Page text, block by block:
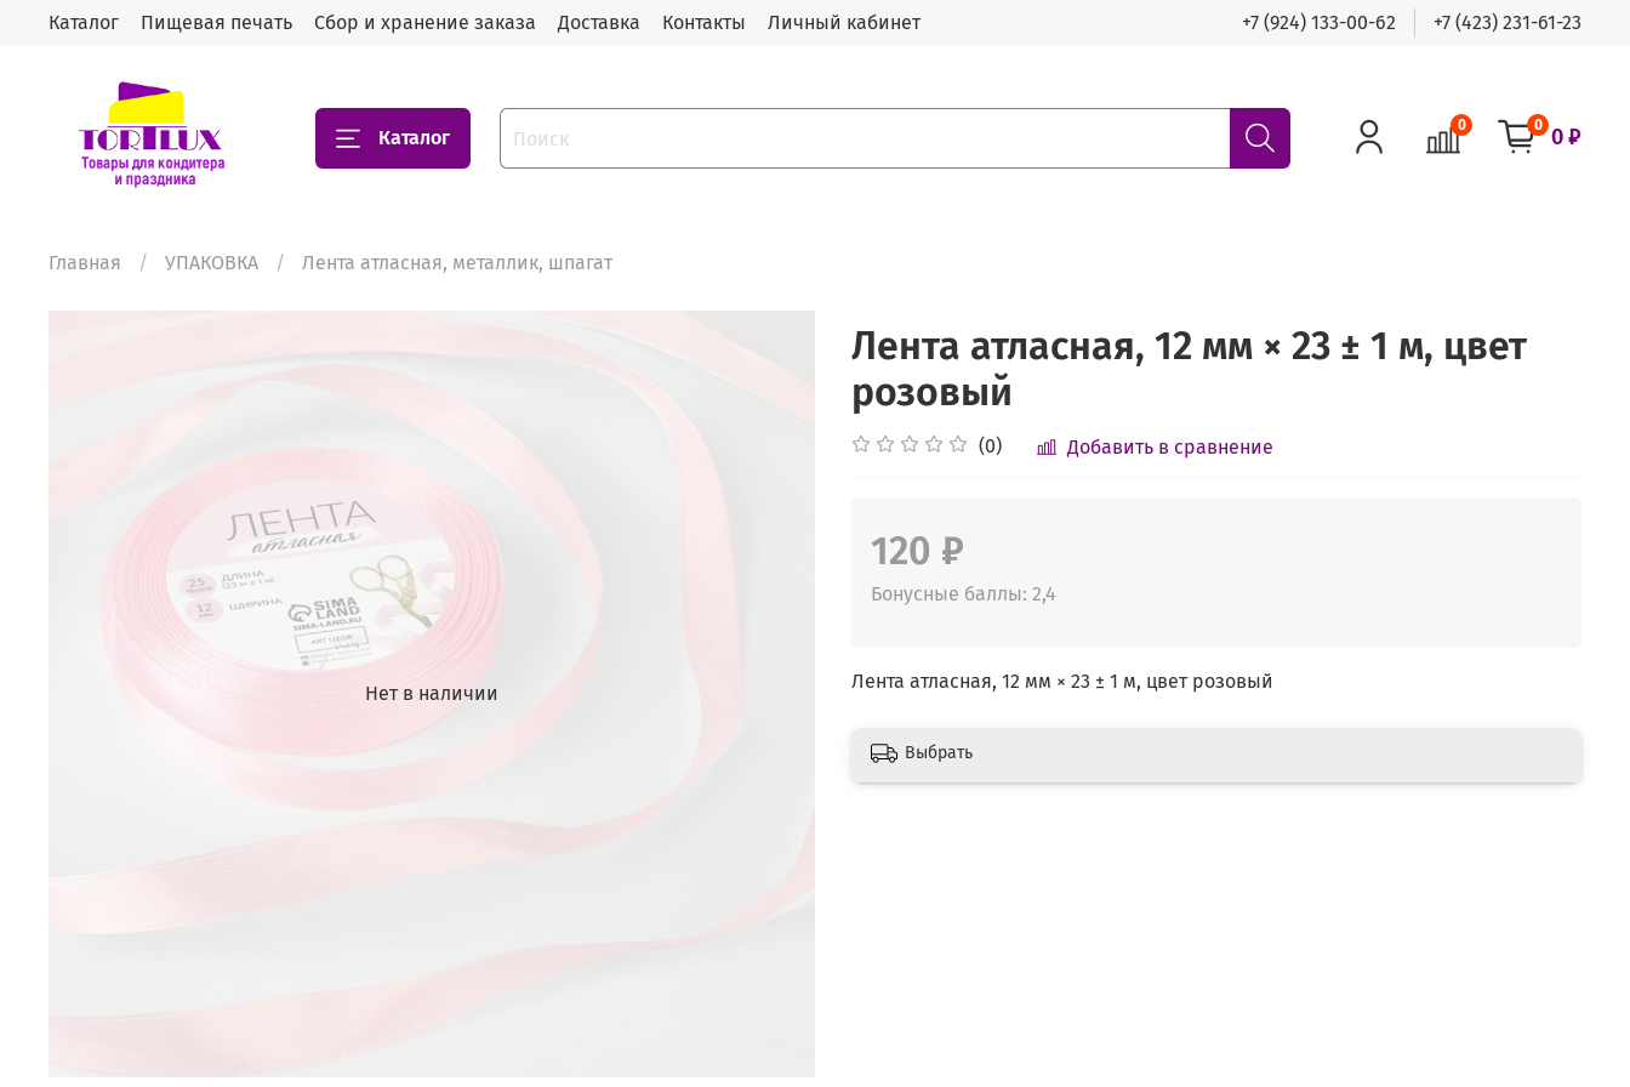
Каталог Пищевая печать Сбор и хранение заказа Доставка Контакты Личный кабинет +7 (924) 133-00-62 +7 (423) 231-61-23
Каталог
0 0 0 ₽
Главная УПАКОВКА Лента атласная, металлик, шпагат
Нет в наличии
Лента атласная, 12 мм × 23 ± 1 м, цвет
розовый
(0) Добавить в сравнение
120 ₽
Бонусные баллы: 2,4
Лента атласная, 12 мм × 23 ± 1 м, цвет розовый
Выбрать